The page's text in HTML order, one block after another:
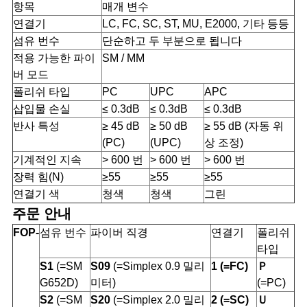
항목
매개 변수
연결기
LC, FC, SC, ST, MU, E2000, 기타 등등
섬유 번수
단순하고 두 부분으로 됩니다
적용 가능한 파이
버 모드
SM / MM
폴리쉬 타입 PC UPC
APC
삽입물 손실
≤ 0.3dB ≤ 0.3dB
≤ 0.3dB
반사 특성
≥ 45 dB
(PC)
≥ 50 dB
(UPC)
≥ 55 dB (자동 위
상 조정)
기계적인 지속
> 600 번 > 600 번
> 600 번
장력 힘(N)
≥55 ≥55
≥55
연결기 색
청색 청색 그린
주문 안내
FOP-섬유 번수 파이버 직경 연결기
폴리쉬
타입
S1(=SM
G652D)
S09(=Simplex 0.9 밀리
미터)
1 (=FC)
Ｐ
(=PC)
S2(=SM
S20(=Simplex 2.0 밀리
2 (=SC)
Ｕ